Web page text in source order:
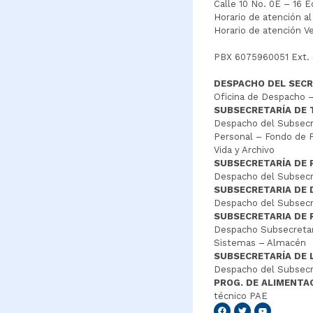
Calle 10 No. 0E – 16
Horario de atención
Horario de atención
PBX 6075960051 Ext.
DESPACHO DEL
Oficina de Despacho
SUBSECRETARÍA DE
Despacho del
Personal – Fondo de
Vida y Archivo
SUBSECRETARÍA DE
Despacho del
SUBSECRETARIA DE
Despacho del
SUBSECRETARIA DE
Despacho
Sistemas – Almacén
SUBSECRETARÍA DE
Despacho del
PROG. DE
técnico PAE